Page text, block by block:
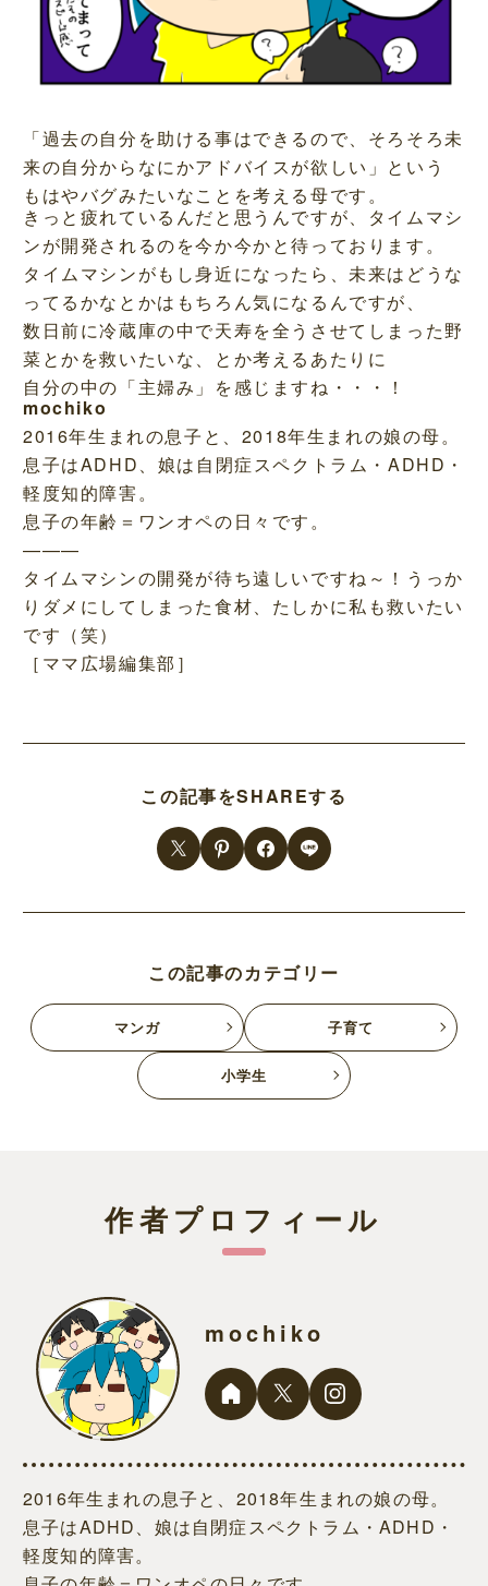
「過去の自分を助ける事はできるので、そろそろ未
来の自分からなにかアドバイスが欲しい」という
もはやバグみたいなことを考える母です。
きっと疲れているんだと思うんですが、タイムマシ
ンが開発されるのを今か今かと待っております。
タイムマシンがもし身近になったら、未来はどうな
ってるかなとかはもちろん気になるんですが、
数日前に冷蔵庫の中で天寿を全うさせてしまった野
菜とかを救いたいな、とか考えるあたりに
自分の中の「主婦み」を感じますね・・・！
mochiko
2016年生まれの息子と、2018年生まれの娘の母。
息子はADHD、娘は自閉症スペクトラム・ADHD・
軽度知的障害。
息子の年齢＝ワンオペの日々です。
———
タイムマシンの開発が待ち遠しいですね～！うっか
りダメにしてしまった食材、たしかに私も救いたい
です（笑）
［ママ広場編集部］
この記事をSHAREする
この記事のカテゴリー
マンガ 子育て
小学生
作者プロフィール
mochiko
2016年生まれの息子と、2018年生まれの娘の母。
息子はADHD、娘は自閉症スペクトラム・ADHD・
軽度知的障害。